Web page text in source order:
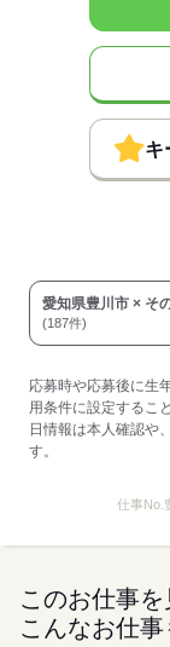
従業員数
キ
愛知県豊川市 × そ
(187件)
応募時や応募後に生
用条件に設定するこ
日情報は本人確認や
す。
仕事No.
このお仕事を
こんなお仕